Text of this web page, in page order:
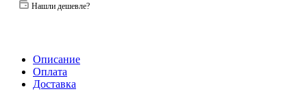
Нашли дешевле?
Описание
Оплата
Доставка